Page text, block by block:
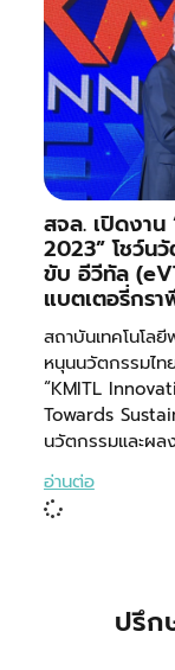
สจล. เปิดงาน
2023” โชว์น
ขับ อีวีทัล
แบตเตอรี่กร
สถาบันเทคโนโล
หนุนนวัตกรรมไท
“KMITL
Towards
นวัตกรรมและผล
อ่านต่อ
ปรึก